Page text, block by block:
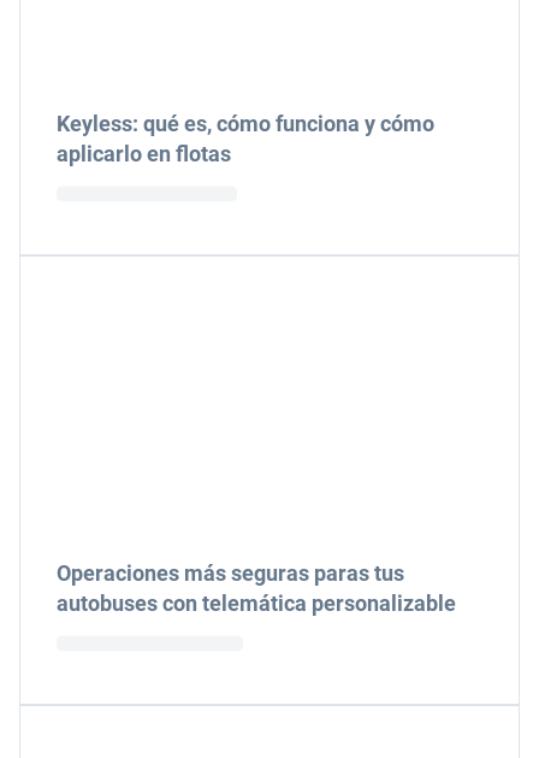
Keyless: qué es, cómo funciona y cómo
aplicarlo en flotas
Operaciones más seguras paras tus
autobuses con telemática personalizable